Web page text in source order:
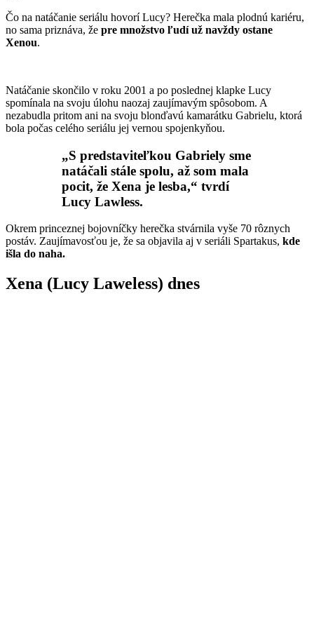
Čo na natáčanie seriálu hovorí Lucy? Herečka mala plodnú kariéru,
no sama priznáva, že pre množstvo ľudí už navždy ostane
Xenou.
Natáčanie skončilo v roku 2001 a po poslednej klapke Lucy
spomínala na svoju úlohu naozaj zaujímavým spôsobom. A
nezabudla pritom ani na svoju blonďavú kamarátku Gabrielu, ktorá
bola počas celého seriálu jej vernou spojenkyňou.
„S predstaviteľkou Gabriely sme
natáčali stále spolu, až som mala
pocit, že Xena je lesba,“ tvrdí
Lucy Lawless.
Okrem princeznej bojovníčky herečka stvárnila vyše 70 rôznych
postáv. Zaujímavosťou je, že sa objavila aj v seriáli Spartakus, kde
išla do naha.
Xena (Lucy Laweless) dnes